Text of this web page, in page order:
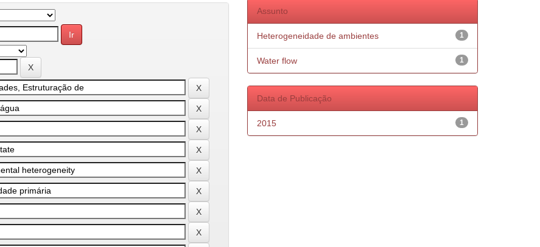
Assunto
1
Heterogeneidade de ambientes
1
Water flow
Data de Publicação
1
2015